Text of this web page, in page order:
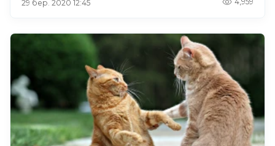
29 бер. 2020 12:45